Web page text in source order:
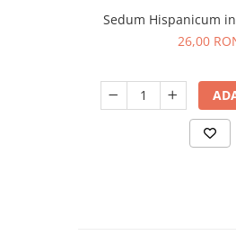
Sedum Hispanicum
26,00